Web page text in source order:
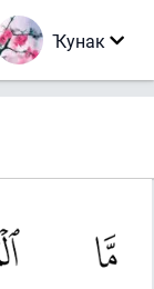
Ҡунак